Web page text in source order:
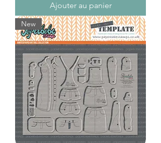
Ajouter au panier
New